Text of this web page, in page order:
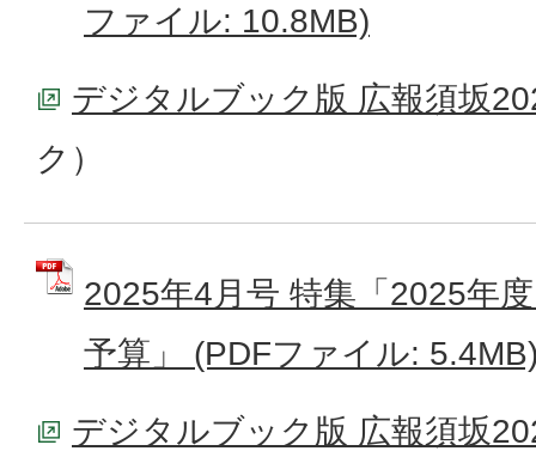
ファイル: 10.8MB)
デジタルブック版 広報須坂
ク）
2025年4月号 特集「2025年
予算」 (PDFファイル:
デジタルブック版 広報須坂